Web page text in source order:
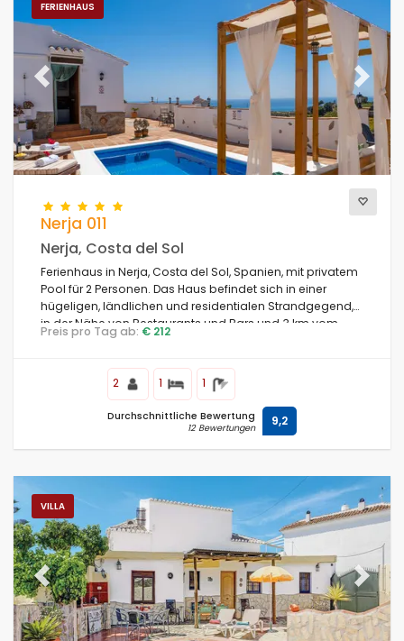
FERIENHAUS
Previous Next
Nerja 011
Nerja, Costa del Sol
Ferienhaus in Nerja, Costa del Sol, Spanien, mit privatem
Pool für 2 Personen. Das Haus befindet sich in einer
hügeligen, ländlichen und residentialen Strandgegend,
in der Nähe von Restaurants und Bars und 3 km vom
Strand La Torrecilla entfernt.
Preis pro Tag ab: € 212
2 1 1
Durchschnittliche Bewertung
12 Bewertungen 9,2
VILLA
Previous Next